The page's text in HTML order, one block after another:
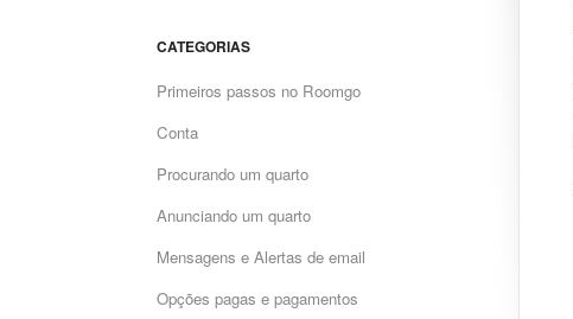
CATEGORIAS
Primeiros passos no Roomgo
Conta
Procurando um quarto
Anunciando um quarto
Mensagens e Alertas de email
Opções pagas e pagamentos